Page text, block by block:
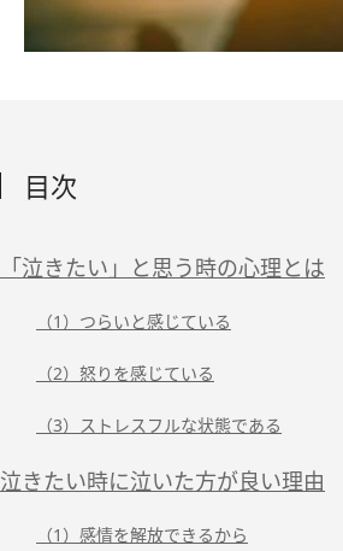
目次
「泣きたい」と思う時の心理とは
（1）つらいと感じている
（2）怒りを感じている
（3）ストレスフルな状態である
泣きたい時に泣いた方が良い理由
（1）感情を解放できるから